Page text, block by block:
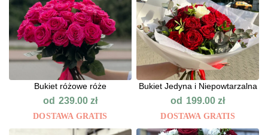
Bukiet różowe róże
od 239.00 zł
DOSTAWA GRATIS
Bukiet Jedyna i Niepowtarzalna
od 199.00zł
DOSTAWA GRATIS